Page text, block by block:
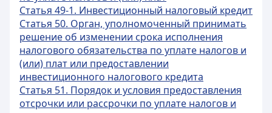
Статья 49-1. Инвестиционный налоговый кредит
Статья 50. Орган, уполномоченный принимать
решение об изменении срока исполнения
налогового обязательства по уплате налогов и
(или) плат или предоставлении
инвестиционного налогового кредита
Статья 51. Порядок и условия предоставления
отсрочки или рассрочки по уплате налогов и